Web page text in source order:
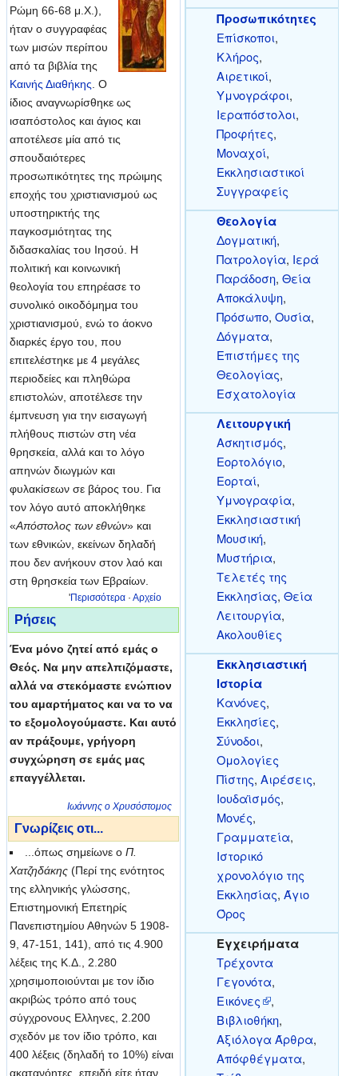
Ρώμη 66-68 μ.Χ.),
ήταν ο συγγραφέας
των μισών περίπου
από τα βιβλία της
Καινής Διαθήκης . Ο
ίδιος αναγνωρίσθηκε ως
ισαπόστολος και άγιος και
αποτέλεσε μία από τις
σπουδαιότερες
προσωπικότητες της πρώιμης
εποχής του χριστιανισμού ως
υποστηρικτής της
παγκοσμιότητας της
διδασκαλίας του Ιησού. Η
πολιτική και κοινωνική
θεολογία του επηρέασε το
συνολικό οικοδόμημα του
χριστιανισμού, ενώ το άοκνο
διαρκές έργο του, που
επιτελέστηκε με 4 μεγάλες
περιοδείες και πληθώρα
επιστολών, αποτέλεσε την
έμπνευση για την εισαγωγή
πλήθους πιστών στη νέα
θρησκεία, αλλά και το λόγο
απηνών διωγμών και
φυλακίσεων σε βάρος του. Για
τον λόγο αυτό αποκλήθηκε
«Απόστολος των εθνών» και
των εθνικών, εκείνων δηλαδή
που δεν ανήκουν στον λαό και
στη θρησκεία των Εβραίων.
'Περισσότερα ·Αρχείο
Ρήσεις
Ένα μόνο ζητεί από εμάς ο
Θεός. Να μην απελπιζόμαστε,
αλλά να στεκόμαστε ενώπιον
του αμαρτήματος και να το να
το εξομολογούμαστε. Και αυτό
αν πράξουμε, γρήγορη
συγχώρηση σε εμάς μας
επαγγέλλεται.
Ιωάννης ο Χρυσόστομος
Γνωρίζεις οτι...
...όπως σημείωνε οΠ.
Χατζηδάκης (Περί της ενότητος
της ελληνικής γλώσσης,
Επιστημονική Επετηρίς
Πανεπιστημίου Αθηνών 5 1908-
9, 47-151, 141), από τις 4.900
λέξεις της Κ.Δ., 2.280
χρησιμοποιούνται με τον ίδιο
ακριβώς τρόπο από τους
σύγχρονους Ελληνες, 2.200
σχεδόν με τον ίδιο τρόπο, και
400 λέξεις (δηλαδή το 10%) είναι
ακατανόητες, επειδή είτε ήταν
Προσωπικότητες
Επίσκοποι,
Κλήρος,
Αιρετικοί,
Υμνογράφοι,
Ιεραπόστολοι,
Προφήτες,
Μοναχοί,
Εκκλησιαστικοί
Συγγραφείς
Θεολογία
Δογματική,
Πατρολογία, Ιερά
Παράδοση, Θεία
Αποκάλυψη,
Πρόσωπο, Ουσία,
Δόγματα,
Επιστήμες της
Θεολογίας,
Εσχατολογία
Λειτουργική
Ασκητισμός,
Εορτολόγιο,
Εορταί,
Υμνογραφία,
Εκκλησιαστική
Μουσική,
Μυστήρια,
Τελετές της
Εκκλησίας, Θεία
Λειτουργία,
Ακολουθίες
Εκκλησιαστική
Ιστορία
Κανόνες,
Εκκλησίες,
Σύνοδοι,
Ομολογίες
Πίστης, Αιρέσεις,
Ιουδαϊσμός,
Μονές,
Γραμματεία,
Ιστορικό
χρονολόγιο της
Εκκλησίας, Άγιο
Όρος
Εγχειρήματα
Τρέχοντα
Γεγονότα,
Εικόνες
,
Βιβλιοθήκη,
Αξιόλογα Άρθρα,
Απόφθέγματα,